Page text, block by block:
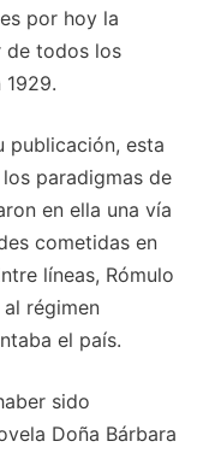
por hoy la
de todos los
publicación, esta
paradigmas de
en ella una vía
cometidas en
líneas, Rómulo
régimen
el país.
sido
Doña Bárbara